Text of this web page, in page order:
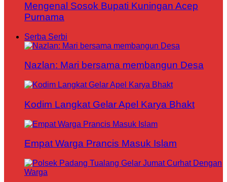
Mengenal Sosok Bupati Kuningan Acep
Purnama
Serba Serbi
Nazlan: Mari bersama membangun Desa
Kodim Langkat Gelar Apel Karya Bhakt
Empat Warga Prancis Masuk Islam